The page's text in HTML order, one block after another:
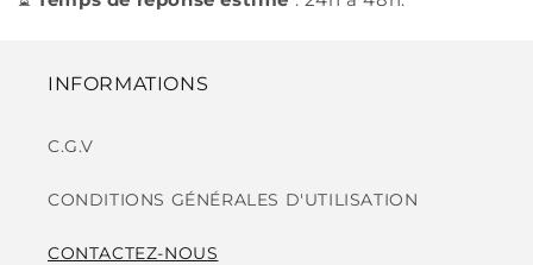
INFORMATIONS
C.G.V
CONDITIONS GÉNÉRALES D'UTILISATION
CONTACTEZ-NOUS